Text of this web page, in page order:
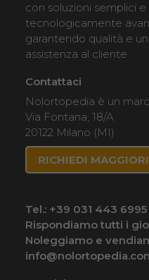
con soluzioni semplici
tecnologicamente
garantendo qualità e
assistenza al cliente.
Contattaci
Nolortopedia è un
Via Fontana, 18/A
20122 Milano (MI)
RICHIEDI
Tel.: +39 031 443 6995
Rispondiamo tutti i
Noleggiamo e